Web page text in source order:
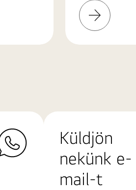
További
információk
Küldjön
nekünk e-
mail-t